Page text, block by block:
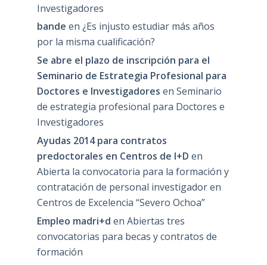
Investigadores
bande en ¿Es injusto estudiar más años
por la misma cualificación?
Se abre el plazo de inscripción para el
Seminario de Estrategia Profesional para
Doctores e Investigadores en Seminario
de estrategia profesional para Doctores e
Investigadores
Ayudas 2014 para contratos
predoctorales en Centros de I+D en
Abierta la convocatoria para la formación y
contratación de personal investigador en
Centros de Excelencia “Severo Ochoa”
Empleo madri+d en Abiertas tres
convocatorias para becas y contratos de
formación